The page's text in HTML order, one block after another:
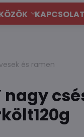
KAPCSOLAT
és ramen
nagy